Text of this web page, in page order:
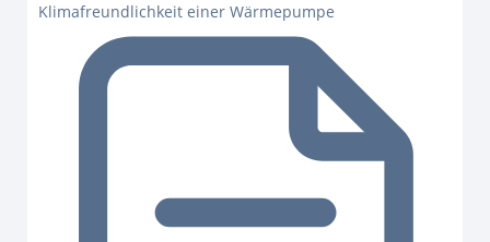
Klimafreundlichkeit einer Wärmepumpe